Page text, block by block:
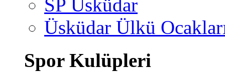
SP Üsküdar
Üsküdar Ülkü
Spor Kulüpleri